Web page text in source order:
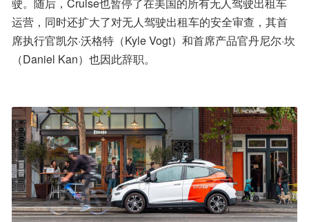
运营，同时还扩大了对无人驾驶出租车的安全审查，其首
席执行官凯尔·沃格特（Kyle Vogt）和首席产品官丹尼尔·坎
（Daniel Kan）也因此辞职。